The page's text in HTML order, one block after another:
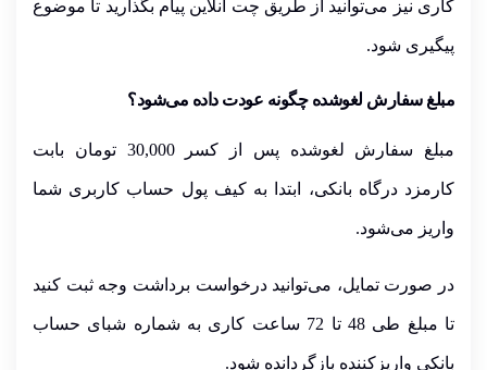
کاری نیز می‌توانید از طریق چت آنلاین پیام بگذارید تا موضوع
پیگیری شود.
مبلغ سفارش لغوشده چگونه عودت داده می‌شود؟
مبلغ سفارش لغوشده پس از کسر30,000 تومان بابت
کارمزد درگاه بانکی، ابتدا بهکیف پول حساب کاربری شما
واریز می‌شود.
در صورت تمایل، می‌توانیددرخواست برداشت وجه ثبت کنید
تا مبلغ طی48 تا 72 ساعت کاری به شماره شبای حساب
بانکی واریزکننده بازگردانده شود.